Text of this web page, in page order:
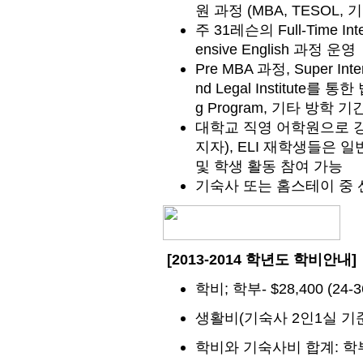
원 과정 (MBA, TESOL,
주 31레슨의 Full-Time
ensive English 과정 운영
Pre MBA 과정, Super
nd Legal Institute를 통한
g Program, 기타 방학 기
대학교 직영 어학원으로
지자), ELI 재학생들은 일
및 학생 활동 참여 가능
기숙사 또는 홈스테이 중
[2013-2014 학년도 학비안내]
학비 ; 학부- $28,400 (24-
생활비 (기숙사 2인1실 기
학비와 기숙사비 합계 : 학